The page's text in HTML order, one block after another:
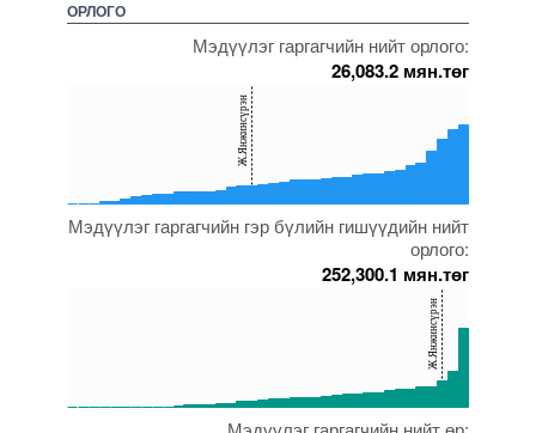
ОРЛОГО
Мэдүүлэг гаргагчийн нийт орлого:
26,083.2 мян.төг
5000000000000005272031500000000000000521747850000000000000052716035000000000000005271754
Ж.Янжинсүрэн
Мэдүүлэг гаргагчийн гэр бүлийн гишүүдийн нийт
орлого:
252,300.1 мян.төг
Ж.Янжинсүрэн